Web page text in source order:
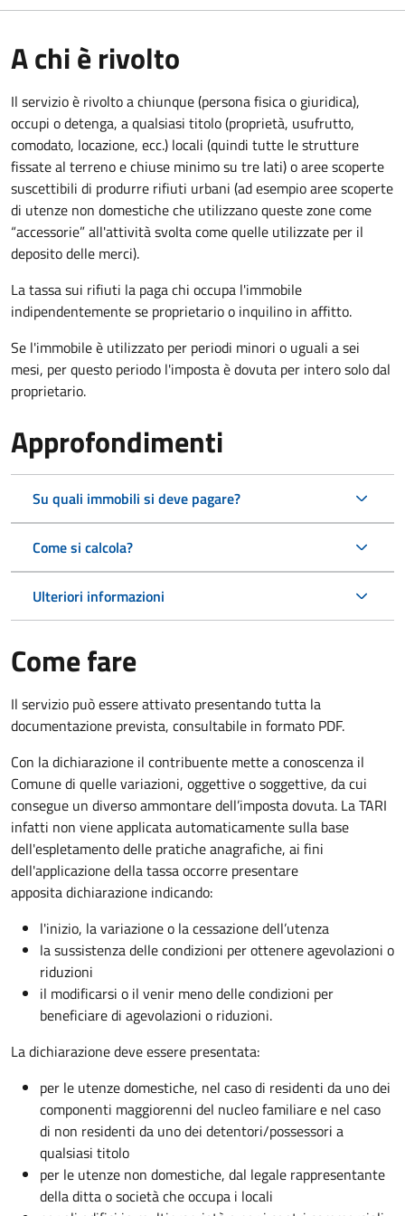
A chi è rivolto
Il servizio è rivolto a chiunque (persona fisica o giuridica),
occupi o detenga, a qualsiasi titolo (proprietà, usufrutto,
comodato, locazione, ecc.) locali (quindi tutte le strutture
fissate al terreno e chiuse minimo su tre lati) o aree scoperte
suscettibili di produrre rifiuti urbani (ad esempio aree scoperte
di utenze non domestiche che utilizzano queste zone come
“accessorie” all'attività svolta come quelle utilizzate per il
deposito delle merci).
La tassa sui rifiuti la paga chi occupa l'immobile
indipendentemente se proprietario o inquilino in affitto.
Se l'immobile è utilizzato per periodi minori o uguali a sei
mesi, per questo periodo l'imposta è dovuta per intero solo dal
proprietario.
Approfondimenti
Su quali immobili si deve pagare?
Come si calcola?
Ulteriori informazioni
Come fare
Il servizio può essere attivato presentando tutta la
documentazione prevista, consultabile in formato PDF.
Con la dichiarazione il contribuente mette a conoscenza il
Comune di quelle variazioni, oggettive o soggettive, da cui
consegue un diverso ammontare dell’imposta dovuta. La TARI
infatti non viene applicata automaticamente sulla base
dell'espletamento delle pratiche anagrafiche, ai fini
dell'applicazione della tassa occorre presentare
apposita dichiarazione indicando:
l'inizio, la variazione o la cessazione dell’utenza
la sussistenza delle condizioni per ottenere agevolazioni o
riduzioni
il modificarsi o il venir meno delle condizioni per
beneficiare di agevolazioni o riduzioni.
La dichiarazione deve essere presentata:
per le utenze domestiche, nel caso di residenti da uno dei
componenti maggiorenni del nucleo familiare e nel caso
di non residenti da uno dei detentori/possessori a
qualsiasi titolo
per le utenze non domestiche, dal legale rappresentante
della ditta o società che occupa i locali